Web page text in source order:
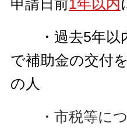
申請日前1年以内
・過去5年以
で補助金の交付
の人
・市税等につ